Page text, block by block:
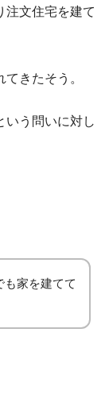
注文住宅を建て
きたそう。
いう問いに対し
も家を建てて